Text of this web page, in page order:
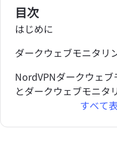
目次
はじめに
ダークウェブモニタリ
NordVPNダークウェ
とダークウェブモニタ
すべて